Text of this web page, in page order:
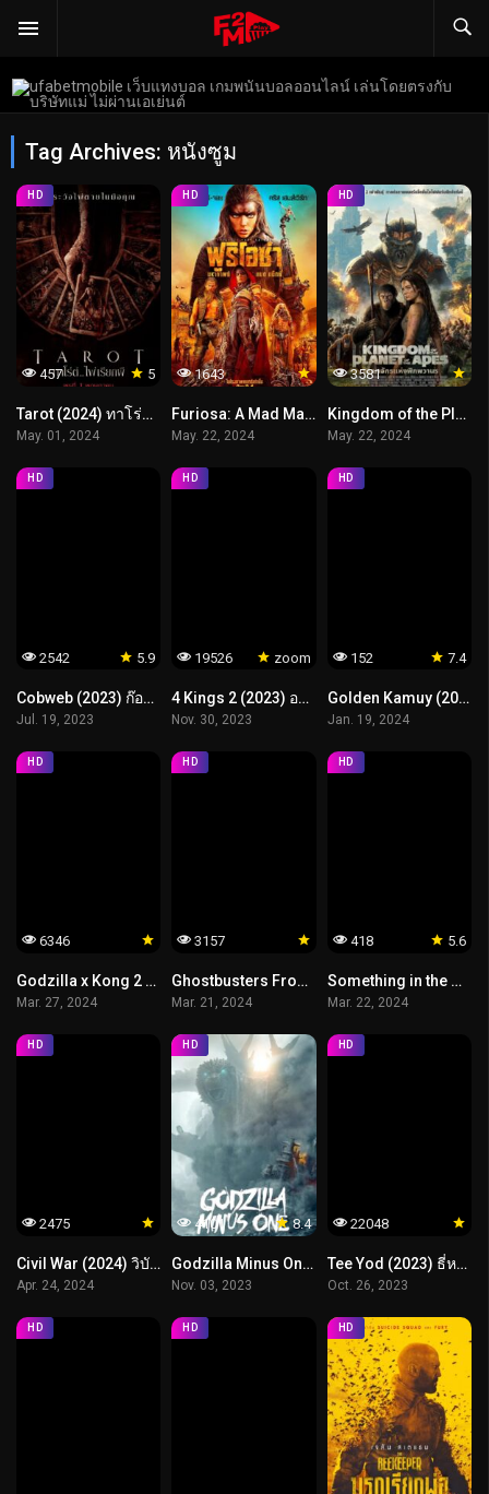
Tag Archives: หนังซูม
5
457
HD
Tarot (2024) ทาโร่ต์ ไพ่เรียกผี
May. 01, 2024
1643
HD
Furiosa: A Mad Max Saga (2024) ฟูริโอซ่า มหากาพย์แมดแม็กซ์
May. 22, 2024
3581
HD
Kingdom of the Planet of the Apes (2024) อาณาจักรแห่งพิภพวานร
May. 22, 2024
5.9
2542
HD
Cobweb (2023) ก๊อก ก๊อก.. เคาะเรียกผี
Jul. 19, 2023
zoom
19526
HD
4 Kings 2 (2023) อาชีวะ ยุค 90
Nov. 30, 2023
7.4
152
HD
Golden Kamuy (2024) โกลเดนคามุย
Jan. 19, 2024
6346
HD
Godzilla x Kong 2 The New Empire (2024) ก๊อตซิลล่า ปะทะ คอง 2 อาณาจักรใหม่
Mar. 27, 2024
3157
HD
Ghostbusters Frozen Empire (2024) บริษัทกำจัดผี อาณาจักรน้ำแข็ง
Mar. 21, 2024
5.6
418
HD
Something in the Water (2024) ครีบขย้ำคลั่งมหาสมุทร
Mar. 22, 2024
2475
HD
Civil War (2024) วิบัติสมรภูมิเมืองเดือด
Apr. 24, 2024
8.4
4101
HD
Godzilla Minus One (2023) ก็อตซิลล่า..ไมนัส..วัน ราชันแห่งมอนสเตอร์
Nov. 03, 2023
22048
HD
Tee Yod (2023) ธี่หยด
Oct. 26, 2023
HD HD HD